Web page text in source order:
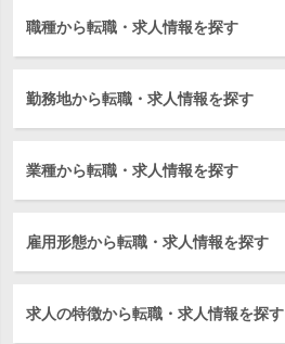
職種から転職・求人情報を探す
勤務地から転職・求人情報を探す
業種から転職・求人情報を探す
雇用形態から転職・求人情報を探す
求人の特徴から転職・求人情報を探す